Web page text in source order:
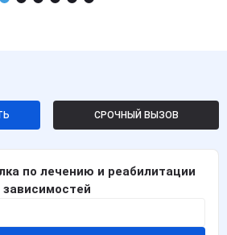
СРОЧНЫЙ ВЫЗОВ
по лечению и реабилитации
зависимостей